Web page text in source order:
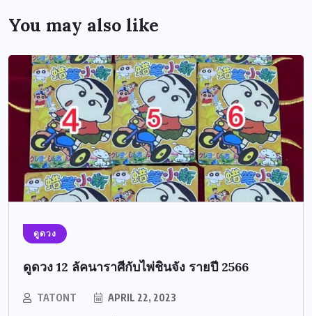
You may also like
ดูดวง
ดูดวง 12 ลัคนาราศีกับไพ่ชินจัง รายปี 2566
TATONT APRIL 22, 2023